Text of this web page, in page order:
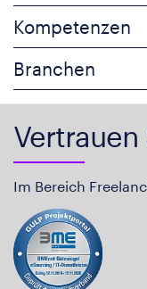
Kompetenzen
Branchen
Vertrauen
Im Bereich